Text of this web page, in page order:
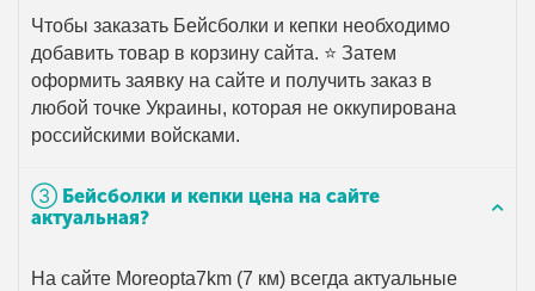
Чтобы заказать Бейсболки и кепки необходимо
добавить товар в корзину сайта. ⭐ Затем
оформить заявку на сайте и получить заказ в
любой точке Украины, которая не оккупирована
российскими войсками.
➂ Бейсболки и кепки цена на сайте
актуальная?
На сайте Moreopta7km (7 км) всегда актуальные